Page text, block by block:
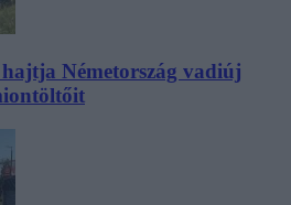
Németország vadiúj